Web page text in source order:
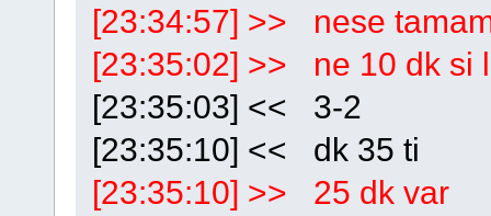
[23:34:57] >> nese
[23:35:02] >> ne 10 dk si
[23:35:03] << 3-2
[23:35:10] << dk 35 ti
[23:35:10] >> 25 dk var